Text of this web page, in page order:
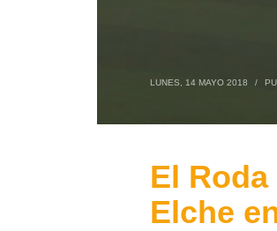
LUNES, 14 MAYO 2018 /
El
Elche